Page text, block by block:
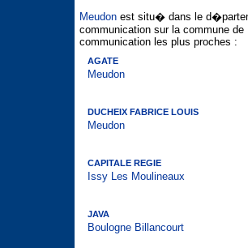
Meudon est situ� dans le
communication sur la commune
communication les plus proches :
AGATE
Meudon
DUCHEIX FABRICE LOUIS
Meudon
CAPITALE REGIE
Issy Les Moulineaux
JAVA
Boulogne Billancourt